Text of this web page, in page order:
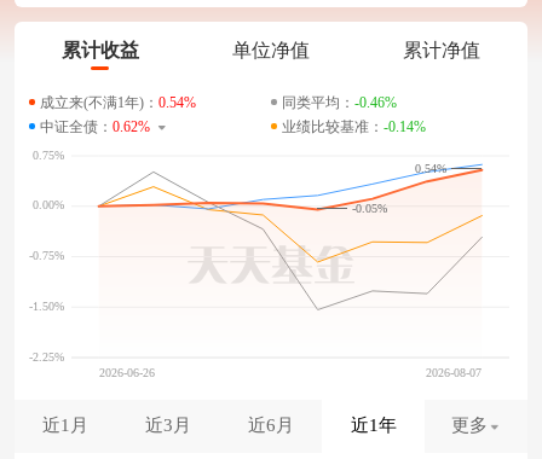
累计收益 单位净值 累计净值
成立来(不满1年)： 0.54% 同类平均： -0.46%
中证全债： 0.62% 业绩比较基准： -0.14%
-0.05%
0.54%
近1月 近3月 近6月 近1年 更多